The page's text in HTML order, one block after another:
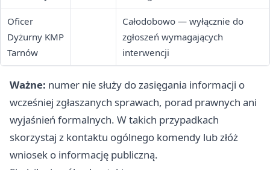
Oficer
Dyżurny KMP
Tarnów
Całodobowo — wyłącznie do
zgłoszeń wymagających
interwencji
Ważne: numer nie służy do zasięgania informacji o
wcześniej zgłaszanych sprawach, porad prawnych ani
wyjaśnień formalnych. W takich przypadkach
skorzystaj z kontaktu ogólnego komendy lub złóż
wniosek o informację publiczną.